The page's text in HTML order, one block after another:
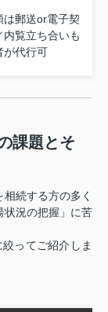
は郵送or電子契
内覧立ち合いも
が代行可
課題とそ
続する方の多く
状況の把握」に苦
ってご紹介しま